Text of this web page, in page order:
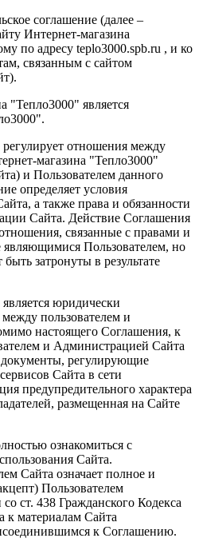
соглашение (далее –
Интернет-магазина
по адресу teplo3000.spb.ru , и ко
связанным с сайтом
"Тепло3000" является
отношения между
магазина "Тепло3000"
и Пользователем данного
определяет условия
а также права и обязанности
Сайта. Действие Соглашения
связанные с правами и
являющимися Пользователем, но
затронуты в результате
юридически
пользователем и
настоящего Соглашения, к
и Администрацией Сайта
документы, регулирующие
Сайта в сети
предупредительного характера
размещенная на Сайте
ознакомиться с
Сайта.
Сайта означает полное и
Пользователем
ст. 438 Гражданского Кодекса
материалам Сайта
к Соглашению.